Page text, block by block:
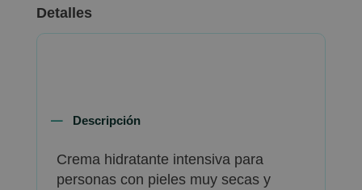
Detalles
Descripción
Crema hidratante intensiva para
personas con pieles muy secas y